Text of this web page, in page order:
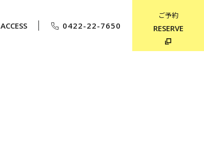
ACCESS 0422-22-7650
ご予約
RESERVE